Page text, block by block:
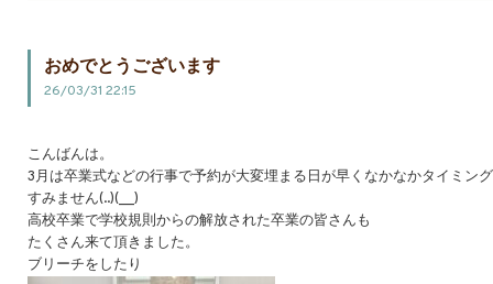
おめでとうございます
26/03/31 22:15
こんばんは。
3月は卒業式などの行事で予約が大変埋まる日が早くなかなかタイミン
すみません(..)(__)
高校卒業で学校規則からの解放された卒業の皆さんも
たくさん来て頂きました。
ブリーチをしたり